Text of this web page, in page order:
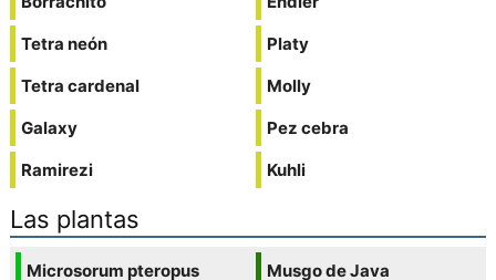
Tetra neón
Tetra cardenal
Galaxy
Ramirezi
Platy
Molly
Pez cebra
Kuhli
Las plantas
Microsorum pteropus
Musgo de Java